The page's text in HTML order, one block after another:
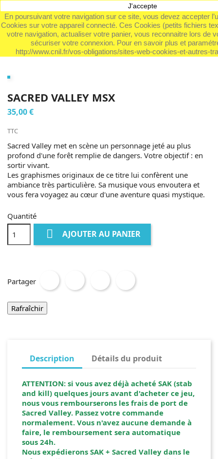


SACRED VALLEY MSX
35,00 €
TTC
Sacred Valley met en scène un personnage jeté au plus
profond d'une forêt remplie de dangers. Votre objectif : en
sortir vivant.
Les graphismes originaux de ce titre lui confèrent une
ambiance très particulière. Sa musique vous envoutera et
vous fera voyagez au cœur d'une aventure quasi mystique.
Quantité
 AJOUTER AU PANIER
Partager
Description Détails du produit
ATTENTION: si vous avez déjà acheté SAK (stab
and kill) quelques jours avant d'acheter ce jeu,
nous vous rembourserons les frais de port de
Sacred Valley. Passez votre commande
normalement. Vous n'avez aucune demande à
faire, le remboursement sera automatique
sous 24h.
Nous expédierons SAK + Sacred Valley dans le
J'accepte
En poursuivant votre navigation sur ce site, vous devez accepter
Cookies sur votre appareil connecté. Ces Cookies (petits fichiers
votre navigation, actualiser votre panier, vous reconnaitre lors de
sécuriser votre connexion. Pour en savoir plus et
http://www.cnil.fr/vos-obligations/sites-web-cookies-et-autres-